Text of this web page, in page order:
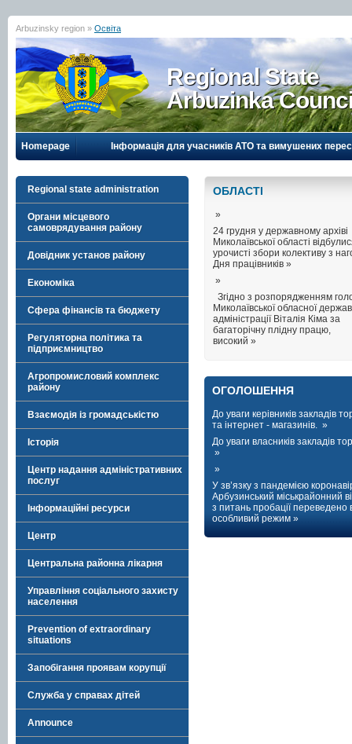
Arbuzinsky region » Освіта
Regional State
Arbuzinka
Homepage Інформація для учасників АТО та вимушених
Regional state administration
Органи місцевого
самоврядування району
Довідник установ району
Економіка
Сфера фінансів та бюджету
Регуляторна політика та
підприємництво
Агропромисловий комплекс
району
Взаємодія із громадськістю
Історія
Центр надання адміністративних
послуг
Інформаційні ресурси
Центр
Центральна районна лікарня
Управління соціального захисту
населення
Prevention of extraordinary
situations
Запобігання проявам корупції
Служба у справах дітей
Announce
ОБЛАСТI
»
24 грудня у державному архіві
Миколаївської області
урочисті збори колективу з
Дня працівників »
»
Згідно з розпорядженням
Миколаївської обласної
адміністрації Віталія Кіма за
багаторічну плідну працю,
високий »
ОГОЛОШЕННЯ
До уваги керівників закладів
та інтернет - магазинів. »
До уваги власників закладів
»
»
У зв’язку з пандемією
Арбузинський міськрайонний
з питань пробації переведено
особливий режим »